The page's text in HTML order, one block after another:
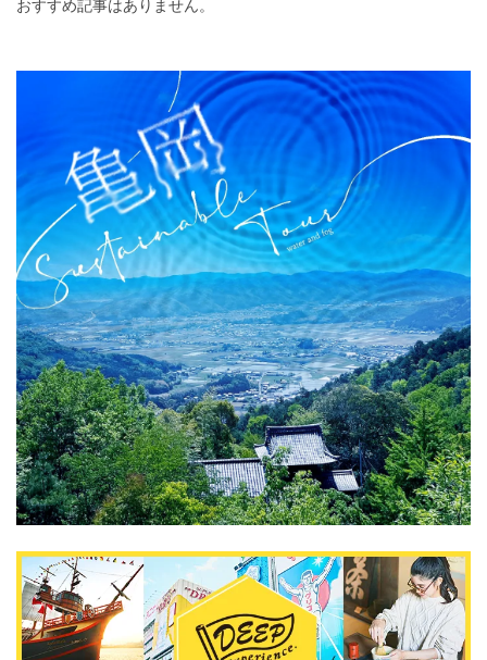
DEEPLOGとは
プライバシーポリシー
お問い合わせ
運営会社
トラベルライター募集
おすすめ記事はありません。